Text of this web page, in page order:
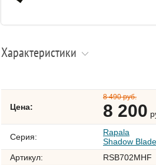
Характеристики
Цена:
8 490 руб.
8 200
Серия:
Rapala
Shadow
Артикул:
RSB702MHF